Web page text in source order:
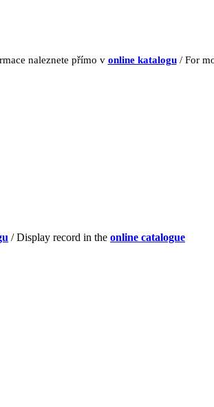
naleznete přímo v online katalogu/ For
/ Display record in the online catalogue